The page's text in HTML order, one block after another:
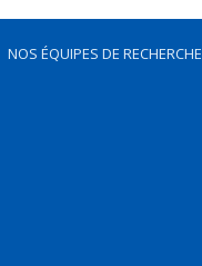
NOS ÉQUIPES DE RECHERCHE